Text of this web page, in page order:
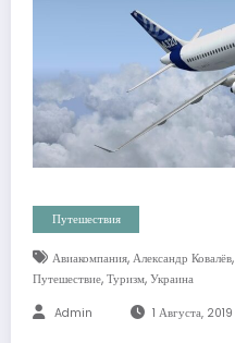
Путешествия
Авиакомпания, Александр Ковалёв,
Путешествие, Туризм, Украина
Admin 1 Августа, 2019